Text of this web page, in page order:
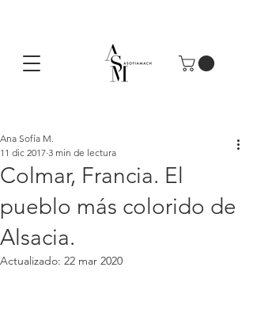
Colmar, Francia. El
pueblo más colorido de
Alsacia.
Ana Sofía M.
11 dic 2017 3 min de lectura
Actualizado: 22 mar 2020